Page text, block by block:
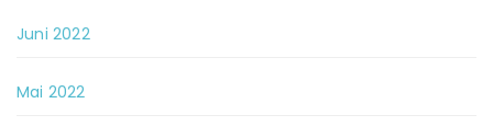
Juni 2022
Mai 2022